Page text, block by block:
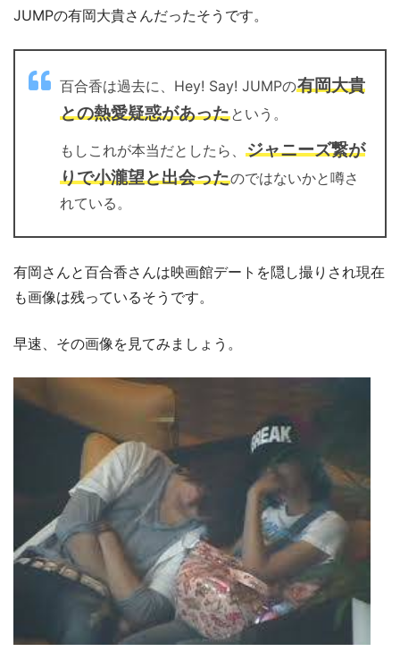
JUMPの有岡大貴さんだったそうです。
百合香は過去に、Hey! Say! JUMPの有岡大貴
との熱愛疑惑があったという。
もしこれが本当だとしたら、 ジャニーズ繋が
りで小瀧望と出会ったのではないかと噂さ
れている。
有岡さんと百合香さんは映画館デートを隠し撮りされ現在
も画像は残っているそうです。
早速、その画像を見てみましょう。